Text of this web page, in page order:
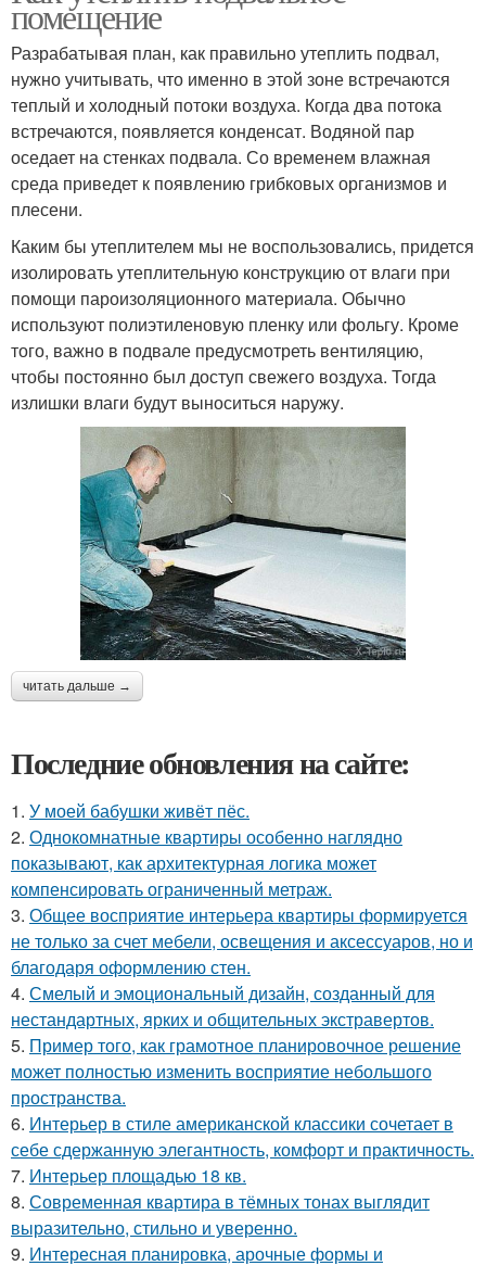
помещение
Разрабатывая план, как правильно утеплить подвал,
нужно учитывать, что именно в этой зоне встречаются
теплый и холодный потоки воздуха. Когда два потока
встречаются, появляется конденсат. Водяной пар
оседает на стенках подвала. Со временем влажная
среда приведет к появлению грибковых организмов и
плесени.
Каким бы утеплителем мы не воспользовались, придется
изолировать утеплительную конструкцию от влаги при
помощи пароизоляционного материала. Обычно
используют полиэтиленовую пленку или фольгу. Кроме
того, важно в подвале предусмотреть вентиляцию,
чтобы постоянно был доступ свежего воздуха. Тогда
излишки влаги будут выноситься наружу.
читать дальше →
Последние обновления на сайте:
1. У моей бабушки живёт пёс.
2. Однокомнатные квартиры особенно наглядно
показывают, как архитектурная логика может
компенсировать ограниченный метраж.
3. Общее восприятие интерьера квартиры формируется
не только за счет мебели, освещения и аксессуаров, но и
благодаря оформлению стен.
4. Смелый и эмоциональный дизайн, созданный для
нестандартных, ярких и общительных экстравертов.
5. Пример того, как грамотное планировочное решение
может полностью изменить восприятие небольшого
пространства.
6. Интерьер в стиле американской классики сочетает в
себе сдержанную элегантность, комфорт и практичность.
7. Интерьер площадью 18 кв.
8. Современная квартира в тёмных тонах выглядит
выразительно, стильно и уверенно.
9. Интересная планировка, арочные формы и